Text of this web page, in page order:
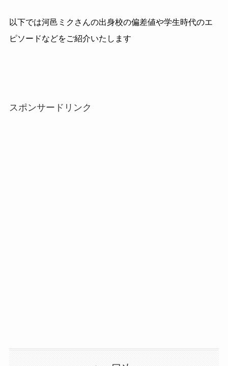
以下では河邑ミクさんの出身校の偏差値や学生時代のエ
ピソードなどをご紹介いたします
スポンサードリンク